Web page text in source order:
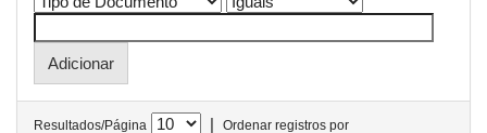
Resultados/Página |
Ordenar registros por